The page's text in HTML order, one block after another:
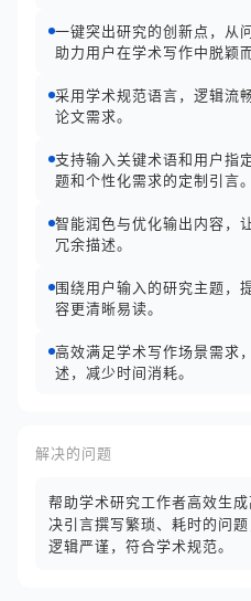
一键突出研究的创新点，从
助力用户在学术写作中脱颖
采用学术规范语言，逻辑流
论文需求。
支持输入关键术语和用户指
题和个性化需求的定制引言。
智能润色与优化输出内容，
冗余描述。
围绕用户输入的研究主题，
容更清晰易读。
高效满足学术写作场景需求
述，减少时间消耗。
解决的问题
帮助学术研究工作者高效生
决引言撰写繁琐、耗时的问
逻辑严谨，符合学术规范。